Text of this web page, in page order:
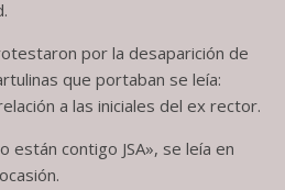
por la desaparición de
que portaban se leía:
a las iniciales del ex rector.
están contigo JSA», se leía en